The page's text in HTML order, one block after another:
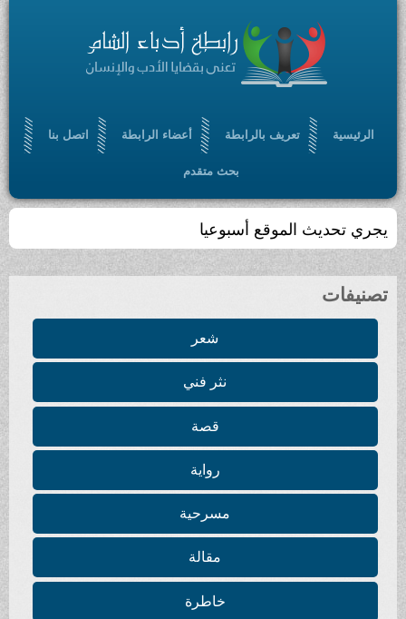
الرئيسية تعريف بالرابطة أعضاء الرابطة اتصل بنا
بحث متقدم
يجري تحديث الموقع أسبوعيا
تصنيفات
شعر
نثر فني
قصة
رواية
مسرحية
مقالة
خاطرة